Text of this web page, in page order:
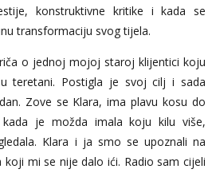
:)
min
me kada se oslobodi
poziv!
677
min
konstruktivne kritike i kada se
transformaciju svog tijela.
o jednoj mojoj staroj klijentici koju
teretani. Postigla je svoj cilj i sada
Zove se Klara, ima plavu kosu do
je možda imala koju kilu više,
Klara i ja smo se upoznali na
mi se nije dalo ići. Radio sam cijeli